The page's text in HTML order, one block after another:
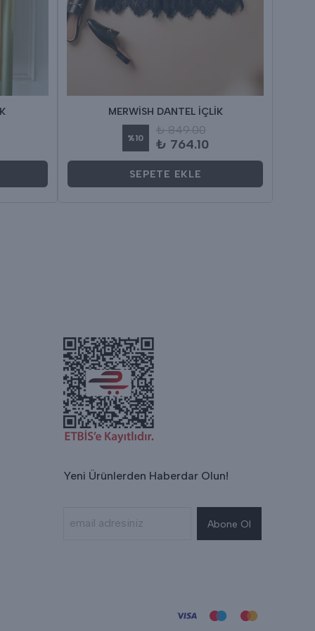
MERWİSH DANTEL İÇLİK
%10
₺ 849.00
₺ 764.10
SEPETE EKLE
Yeni Ürünlerden Haberdar Olun!
Abone Ol